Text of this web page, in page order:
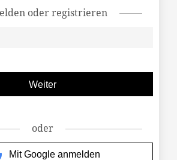
oder registrieren
oder
Mit Google anmelden